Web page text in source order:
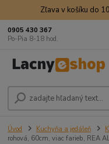
Zľava v košíku do
0905 430 367
Po-Pia 8-18 hod.
Úvod Kuchyňa a jedáleň
rohová, 60cm, viac farieb, REA